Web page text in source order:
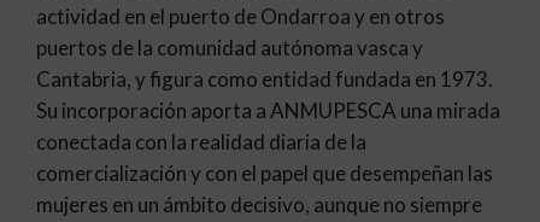
actividad en el puerto de Ondarroa y en otros
puertos de la comunidad autónoma vasca y
Cantabria, y figura como entidad fundada en 1973.
Su incorporación aporta a ANMUPESCA una mirada
conectada con la realidad diaria de la
comercialización y con el papel que desempeñan las
mujeres en un ámbito decisivo, aunque no siempre